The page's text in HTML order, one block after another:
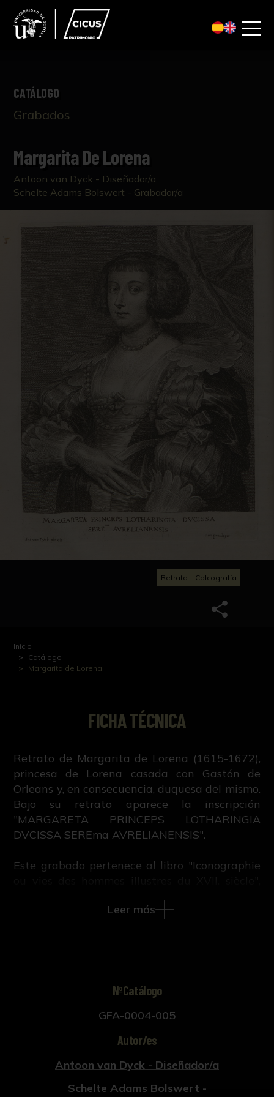
CATÁLOGO
Grabados
Margarita De Lorena
Antoon van Dyck - Diseñador/a
Schelte Adams Bolswert - Grabador/a
Retrato Calcografía
Inicio
Catálogo
Margarita de Lorena
FICHA TÉCNICA
Retrato de Margarita de Lorena (1615-1672),
princesa de Lorena casada con Gastón de
Orleans y, en consecuencia, duquesa del mismo.
Bajo su retrato aparece la inscripción
"MARGARETA PRINCEPS LOTHARINGIA
DVCISSA SEREma AVRELIANENSIS".
Este grabado pertenece al libro "Iconographie
pintados por Anton Van Dyck y publicado en
Leer más
NºCatálogo
GFA-0004-005
Autor/es
Antoon van Dyck - Diseñador/a
Schelte Adams Bolswert -